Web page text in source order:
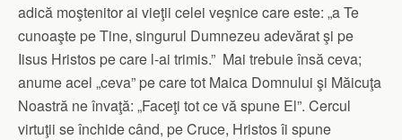
adică moştenitor ai vieţii celei veşnice care este: „a Te
cunoaşte pe Tine, singurul Dumnezeu adevărat şi pe
Iisus Hristos pe care l-ai trimis.” Mai trebuie însă ceva;
anume acel „ceva” pe care tot Maica Domnului şi Măicuţa
Noastră ne învaţă: „Faceţi tot ce vă spune El”. Cercul
virtuţii se închide când, pe Cruce, Hristos îi spune